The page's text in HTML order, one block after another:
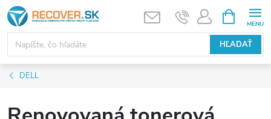
Prejsť
na
obsah
HĽADAŤ
KOŠÍK
DELL